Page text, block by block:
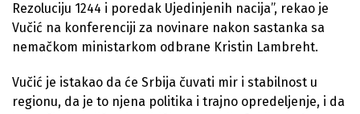
Rezoluciju 1244 i poredak Ujedinjenih nacija”, rekao je
Vučić na konferenciji za novinare nakon sastanka sa
nemačkom ministarkom odbrane Kristin Lambreht.
Vučić je istakao da će Srbija čuvati mir i stabilnost u
regionu, da je to njena politika i trajno opredeljenje, i da